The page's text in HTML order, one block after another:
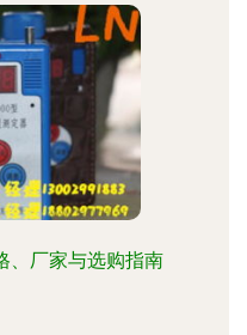
、厂家与选购指南